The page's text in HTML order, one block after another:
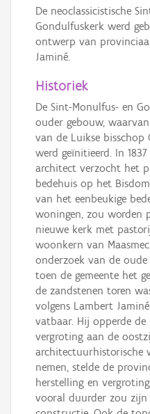
De neoclassicistische
Gondulfuskerk werd
ontwerp van
Jaminé.
Historiek
De Sint-Monulfus- en
ouder gebouw,
van de Luikse bisschop
werd geïnitieerd. In
architect verzocht het
bedehuis op het
van het eenbeukige
woningen, zou worden
nieuwe kerk met
woonkern van
onderzoek van de oude
toen de gemeente het
de zandstenen toren
volgens Lambert
vatbaar. Hij opperde
vergroting aan de
architectuurhistorische
nemen, stelde de
herstelling en
vooral duurder zou zijn